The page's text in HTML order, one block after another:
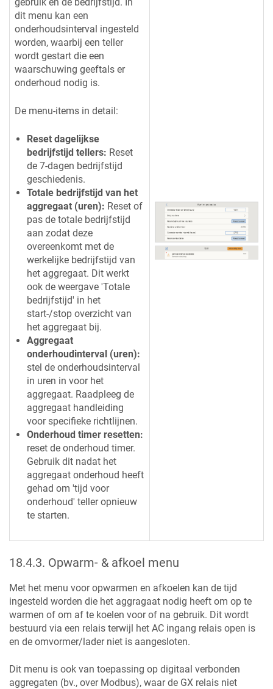
gebruik en de bedrijfstijd. In
dit menu kan een
onderhoudsinterval ingesteld
worden, waarbij een teller
wordt gestart die een
waarschuwing geeftals er
onderhoud nodig is.
De menu-items in detail:
Reset dagelijkse
bedrijfstijd tellers: Reset
de 7-dagen bedrijfstijd
geschiedenis.
Totale bedrijfstijd van het
aggregaat (uren): Reset of
pas de totale bedrijfstijd
aan zodat deze
overeenkomt met de
werkelijke bedrijfstijd van
het aggregaat. Dit werkt
ook de weergave 'Totale
bedrijfstijd' in het
start-/stop overzicht van
het aggregaat bij.
Aggregaat
onderhoudinterval (uren):
stel de onderhoudsinterval
in uren in voor het
aggregaat. Raadpleeg de
aggregaat handleiding
voor specifieke richtlijnen.
Onderhoud timer resetten:
reset de onderhoud timer.
Gebruik dit nadat het
aggregaat onderhoud heeft
gehad om 'tijd voor
onderhoud' teller opnieuw
te starten.
18.4.3. Opwarm- & afkoel menu
Met het menu voor opwarmen en afkoelen kan de tijd
ingesteld worden die het aggragaat nodig heeft om op te
warmen of om af te koelen voor of na gebruik. Dit wordt
bestuurd via een relais terwijl het AC ingang relais open is
en de omvormer/lader niet is aangesloten.
Dit menu is ook van toepassing op digitaal verbonden
aggregaten (bv., over Modbus), waar de GX relais niet